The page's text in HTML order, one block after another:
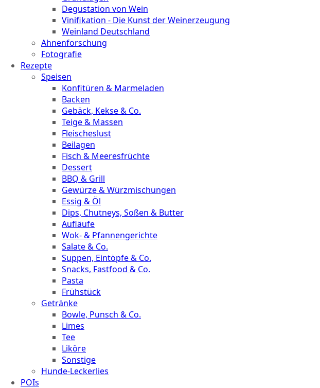
Degustation von Wein
Vinifikation - Die Kunst der Weinerzeugung
Weinland Deutschland
Ahnenforschung
Fotografie
Rezepte
Speisen
Konfitüren & Marmeladen
Backen
Gebäck, Kekse & Co.
Teige & Massen
Fleischeslust
Beilagen
Fisch & Meeresfrüchte
Dessert
BBQ & Grill
Gewürze & Würzmischungen
Essig & Öl
Dips, Chutneys, Soßen & Butter
Aufläufe
Wok- & Pfannengerichte
Salate & Co.
Suppen, Eintöpfe & Co.
Snacks, Fastfood & Co.
Pasta
Frühstück
Getränke
Bowle, Punsch & Co.
Limes
Tee
Liköre
Sonstige
Hunde-Leckerlies
POIs